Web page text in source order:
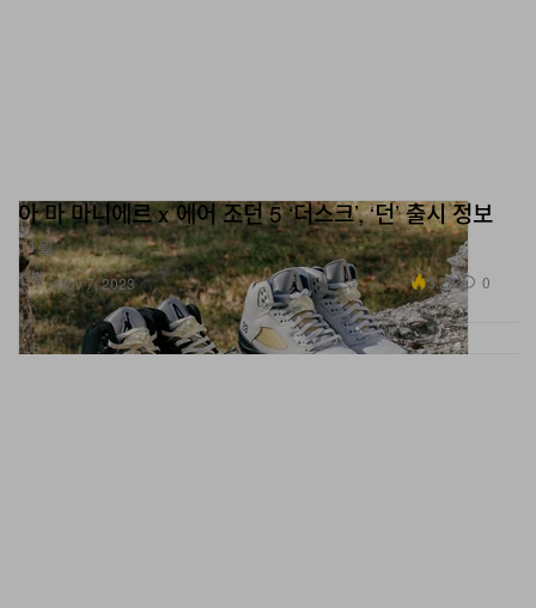
신발
아 마 마니에르 x 에어 조던 5 ‘더스크’, ‘던’ 출시 정보
11월.
Nov 7, 2023 3.2K 0